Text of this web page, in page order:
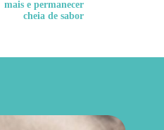
mais e permanecer
cheia de sabor